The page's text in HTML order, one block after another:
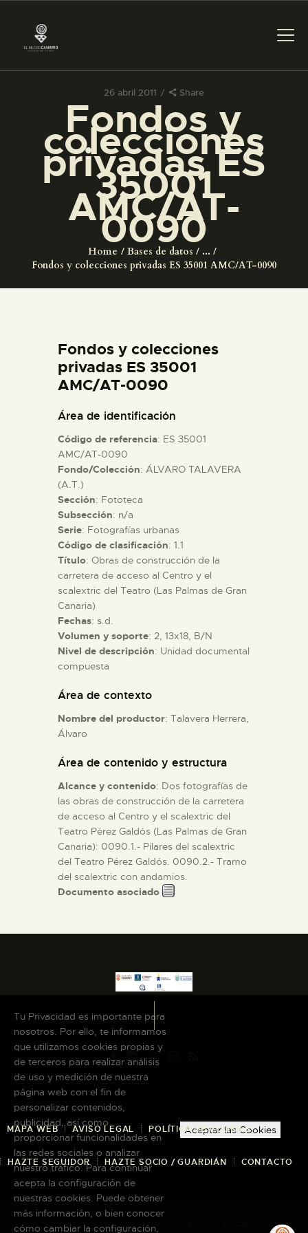
26 abril 2011 Share
Fondos y
colecciones
privadas ES
35001
AMC/AT-
0090
Home Bases de datos
...
Fondos y colecciones privadas ES 35001 AMC/AT-0090
PREPARAR LA VISITA
ACTIVIDADES
EL MUSEO
ESPAÑOL
ACTIVIDADES
█
EL MUSEO
COLECCIONES
DIDÁCTICA
ESPAÑOL
Fondos y colecciones
privadas ES 35001
AMC/AT-0090
Área de identificación
Código de referencia: ES 35001
AMC/AT-0090
Fondo/Colección: ÁLVARO TALAVERA
(A.T.)
Sección: Fototeca
Subsección: n/a
Serie: Fotografías urbanas
Código de clasificación: 1.1
Título: Obras de construcción de la
carretera de acceso al Centro y el
scalextric del Teatro (Las Palmas de Gran
Canaria)
Fechas: s.d.
Volumen y soporte: 2, 13x18, B/N
Nivel de descripción: Unidad documental
compuesta
Área de contexto
Nombre del productor: Talavera Herrera,
Álvaro
Área de contenido y estructura
Alcance y contenido: Dos fotografías de
las obras de construcción de la carretera
de acceso al Centro y el scalextric del
Teatro Pérez Galdós (Las Palmas de Gran
Canaria): 0090.1.- Pilares del scalextric
del Teatro Pérez Galdós. 0090.2.- Tramo
del scalextric con andamios.
Documento asociado
MAPA WEB AVISO LEGAL POLÍTICA DE COOKIES
HAZTE SEGUIDOR HAZTE SOCIO / GUARDIÁN CONTACTO
Copyright © 2026 El Museo Canario · Todos
Tu Privacidad es importante para
nosotros. Por ello, te informamos
que utilizamos cookies propias y
de terceros para realizar análisis
de uso y medición de nuestra
página web con el fin de
personalizar contenidos,
publicidad, así como
proporcionar funcionalidades en
las redes sociales o analizar
nuestro tráfico. Para continuar
acepta la configuración de
nuestras cookies. Puede obtener
más información, o bien conocer
cómo cambiar la configuración,
Aceptar las Cookies